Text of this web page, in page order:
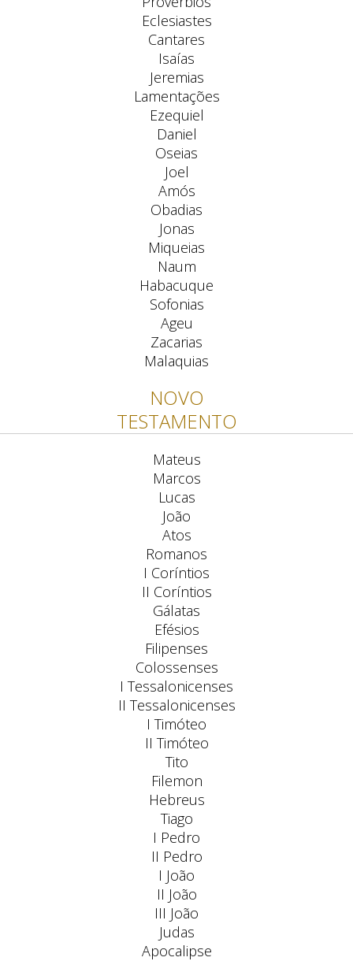
Eclesiastes
Cantares
Isaías
Jeremias
Lamentações
Ezequiel
Daniel
Oseias
Joel
Amós
Obadias
Jonas
Miqueias
Naum
Habacuque
Sofonias
Ageu
Zacarias
Malaquias
NOVO
TESTAMENTO
Mateus
Marcos
Lucas
João
Atos
Romanos
I Coríntios
II Coríntios
Gálatas
Efésios
Filipenses
Colossenses
I Tessalonicenses
II Tessalonicenses
I Timóteo
II Timóteo
Tito
Filemon
Hebreus
Tiago
I Pedro
II Pedro
I João
II João
III João
Judas
Apocalipse